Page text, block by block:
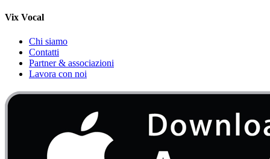
Vix Vocal
Chi siamo
Contatti
Partner & associazioni
Lavora con noi